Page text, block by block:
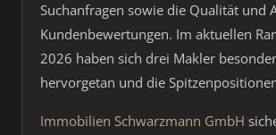
Suchanfragen sowie die Qualität und
Kundenbewertungen. Im aktuellen
2026 haben sich drei Makler
hervorgetan und die
Immobilien Schwarzmann GmbH